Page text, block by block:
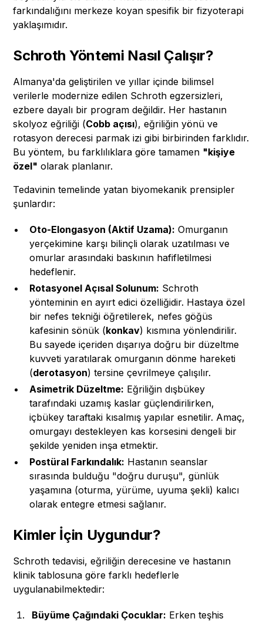
farkındalığını merkeze koyan spesifik bir fizyoterapi
yaklaşımıdır.
Schroth Yöntemi Nasıl Çalışır?
Almanya'da geliştirilen ve yıllar içinde bilimsel
verilerle modernize edilen Schroth egzersizleri,
ezbere dayalı bir program değildir. Her hastanın
skolyoz eğriliği (Cobb açısı), eğriliğin yönü ve
rotasyon derecesi parmak izi gibi birbirinden farklıdır.
Bu yöntem, bu farklılıklara göre tamamen "kişiye
özel" olarak planlanır.
Tedavinin temelinde yatan biyomekanik prensipler
şunlardır:
Oto-Elongasyon (Aktif Uzama): Omurganın
yerçekimine karşı bilinçli olarak uzatılması ve
omurlar arasındaki baskının hafifletilmesi
hedeflenir.
Rotasyonel Açısal Solunum: Schroth
yönteminin en ayırt edici özelliğidir. Hastaya özel
bir nefes tekniği öğretilerek, nefes göğüs
kafesinin sönük (konkav) kısmına yönlendirilir.
Bu sayede içeriden dışarıya doğru bir düzeltme
kuvveti yaratılarak omurganın dönme hareketi
(derotasyon) tersine çevrilmeye çalışılır.
Asimetrik Düzeltme: Eğriliğin dışbükey
tarafındaki uzamış kaslar güçlendirilirken,
içbükey taraftaki kısalmış yapılar esnetilir. Amaç,
omurgayı destekleyen kas korsesini dengeli bir
şekilde yeniden inşa etmektir.
Postüral Farkındalık: Hastanın seanslar
sırasında bulduğu "doğru duruşu", günlük
yaşamına (oturma, yürüme, uyuma şekli) kalıcı
olarak entegre etmesi sağlanır.
Kimler İçin Uygundur?
Schroth tedavisi, eğriliğin derecesine ve hastanın
klinik tablosuna göre farklı hedeflerle
uygulanabilmektedir:
Büyüme Çağındaki Çocuklar: Erken teşhis